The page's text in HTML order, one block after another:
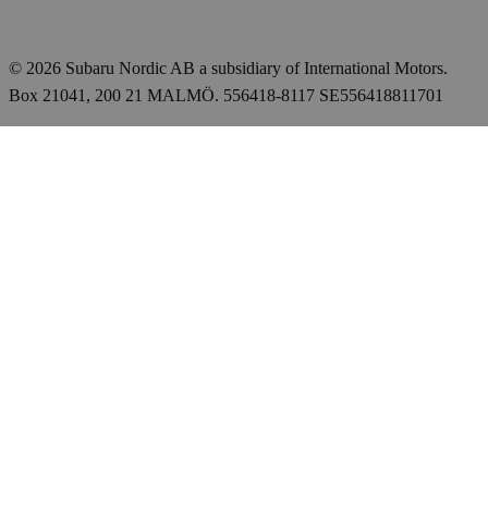
© 2026 Subaru Nordic AB a subsidiary of International Motors.
Box 21041, 200 21 MALMÖ. 556418-8117 SE556418811701